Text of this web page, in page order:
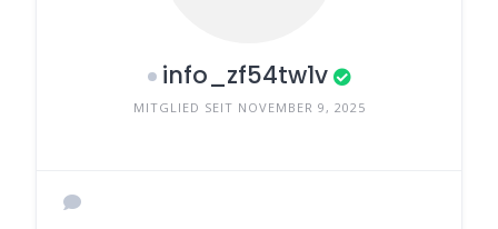
info_zf54tw1v
MITGLIED SEIT NOVEMBER 9, 2025